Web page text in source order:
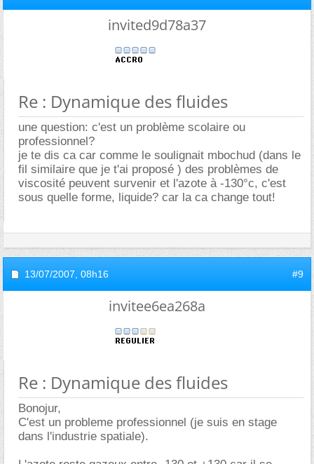
invited9d78a37
Re : Dynamique des fluides
une question: c'est un problème scolaire ou
professionnel?
je te dis ca car comme le soulignait mbochud (dans le
fil similaire que je t'ai proposé ) des problèmes de
viscosité peuvent survenir et l'azote à -130°c, c'est
sous quelle forme, liquide? car la ca change tout!
13/07/2007, 08h16 #9
invitee6ea268a
Re : Dynamique des fluides
Bonojur,
C'est un probleme professionnel (je suis en stage
dans l'industrie spatiale).